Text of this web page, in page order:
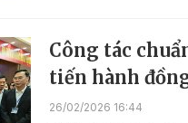
Công tác
tiến hành
26/02/2026 16:44